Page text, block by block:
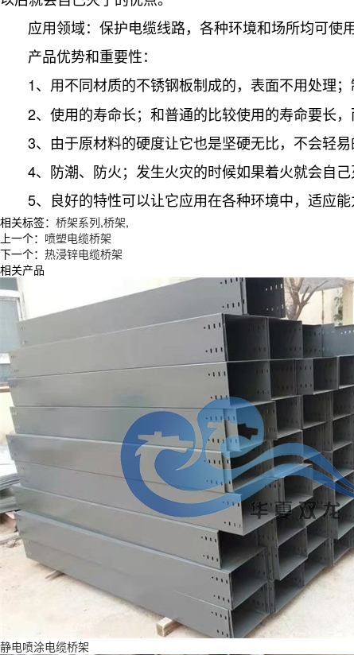
应用领域：保护电缆线路，各种环境和场所均可使用
产品优势和重要性：
1、用不同材质的不锈钢板制成的，表面不用处理
2、使用的寿命长；和普通的比较使用的寿命要长，
3、由于原材料的硬度让它也是坚硬无比，不会轻
4、防潮、防火；发生火灾的时候如果着火就会自己
5、良好的特性可以让它应用在各种环境中，适应能
相关标签： 桥架系列,桥架,
上一个： 喷塑电缆桥架
下一个： 热浸锌电缆桥架
相关产品
静电喷涂电缆桥架